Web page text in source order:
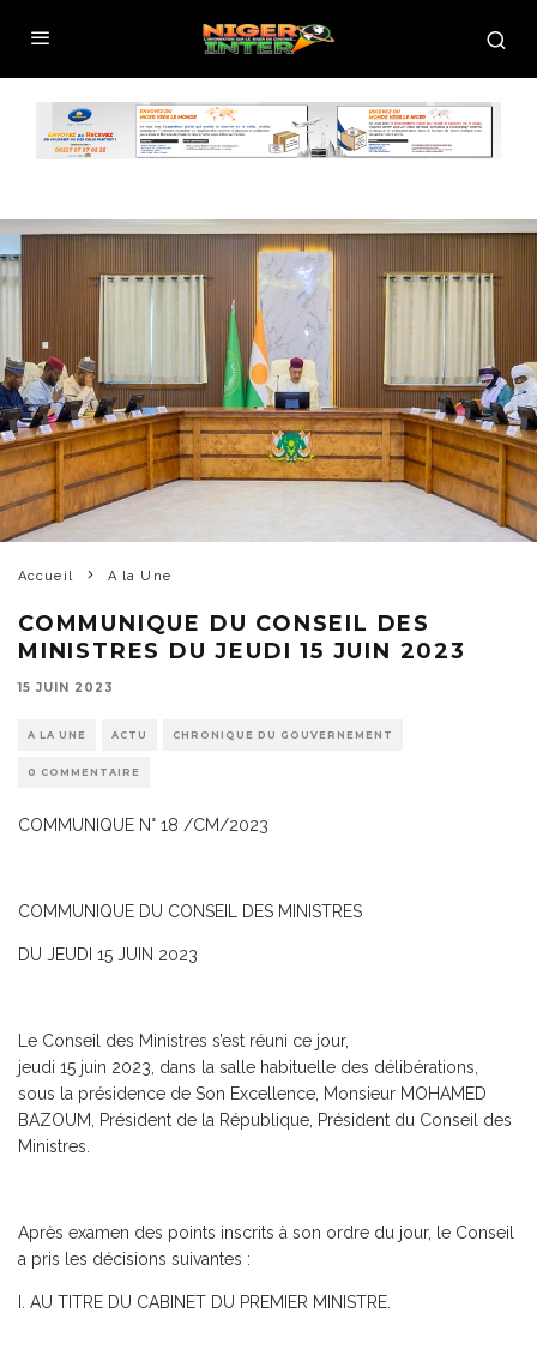
Accueil A la Une
COMMUNIQUE DU CONSEIL DES
MINISTRES DU JEUDI 15 JUIN 2023
15 JUIN 2023
A LA UNE ACTU CHRONIQUE DU GOUVERNEMENT
0 COMMENTAIRE
COMMUNIQUE N° 18 /CM/2023
COMMUNIQUE DU CONSEIL DES MINISTRES
DU JEUDI 15 JUIN 2023
Le Conseil des Ministres s’est réuni ce jour,
jeudi 15 juin 2023, dans la salle habituelle des délibérations,
sous la présidence de Son Excellence, Monsieur MOHAMED
BAZOUM, Président de la République, Président du Conseil des
Ministres.
Après examen des points inscrits à son ordre du jour, le Conseil
a pris les décisions suivantes :
I. AU TITRE DU CABINET DU PREMIER MINISTRE.